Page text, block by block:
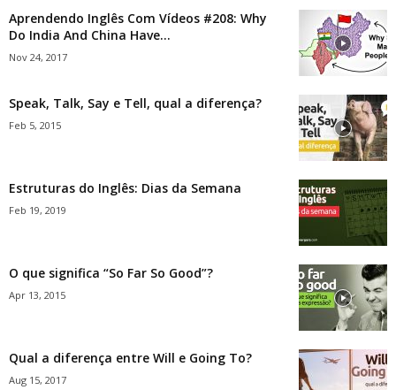
Aprendendo Inglês Com Vídeos #208: Why
Do India And China Have...
Nov 24, 2017
Speak, Talk, Say e Tell, qual a diferença?
Feb 5, 2015
Estruturas do Inglês: Dias da Semana
Feb 19, 2019
O que significa “So Far So Good”?
Apr 13, 2015
Qual a diferença entre Will e Going To?
Aug 15, 2017